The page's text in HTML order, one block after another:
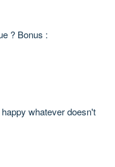
? Bonus :
whatever doesn't